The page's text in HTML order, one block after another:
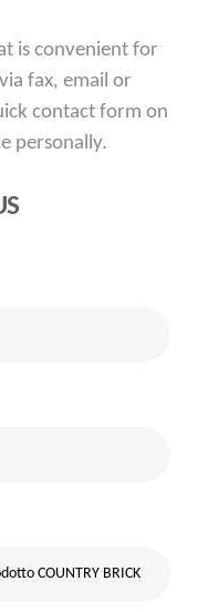
is convenient for
fax, email or
contact form on
personally.